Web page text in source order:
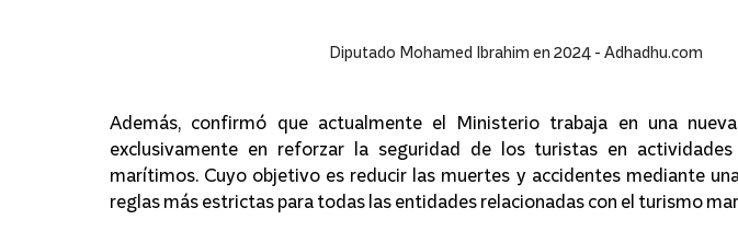
Diputado Mohamed Ibrahim en 2024 - Adhadhu.com
Además, confirmó que actualmente el Ministerio trabaja en una
exclusivamente en reforzar la seguridad de los turistas en
marítimos. Cuyo objetivo es reducir las muertes y accidentes mediante
reglas más estrictas para todas las entidades relacionadas con el turismo